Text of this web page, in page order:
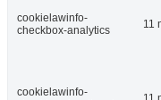
cookielawinfo-
checkbox-analytics
11
cookielawinfo-